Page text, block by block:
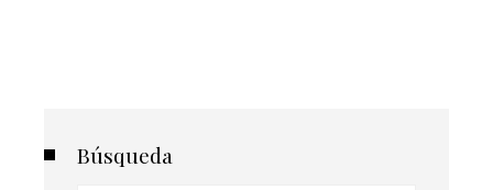
Búsqueda